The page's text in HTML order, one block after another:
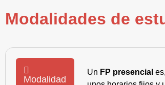
Modalidades de
Modalidad
Un FP presencial